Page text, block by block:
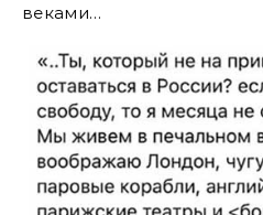
веками…